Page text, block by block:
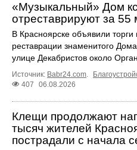
«Музыкальный» Дом
отреставрируют за 55
В Красноярске объявили
реставрации знаменитого
улице Декабристов около
Источник: Babr24.com.
407
06.08.2026
Клещи продолжают
тысяч жителей
пострадали с начала